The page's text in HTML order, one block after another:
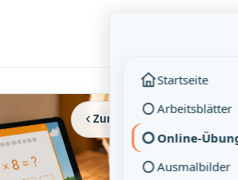
Startseite
Arbeitsblätter
Online-
Ausmalbilder
Zurück